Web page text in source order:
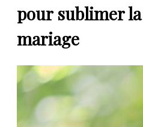
pour sublimer la
mariage